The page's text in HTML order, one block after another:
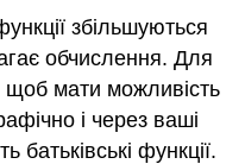
збільшуються
обчислення. Для
щоб мати можливість
і через ваші
функції.